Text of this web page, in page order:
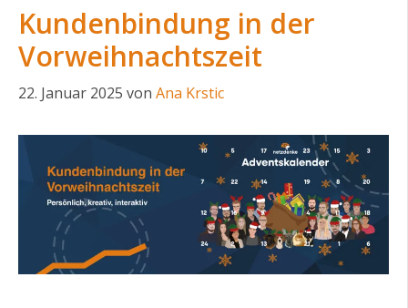
Kundenbindung in der
Vorweihnachtszeit
22. Januar 2025 von Ana Krstic